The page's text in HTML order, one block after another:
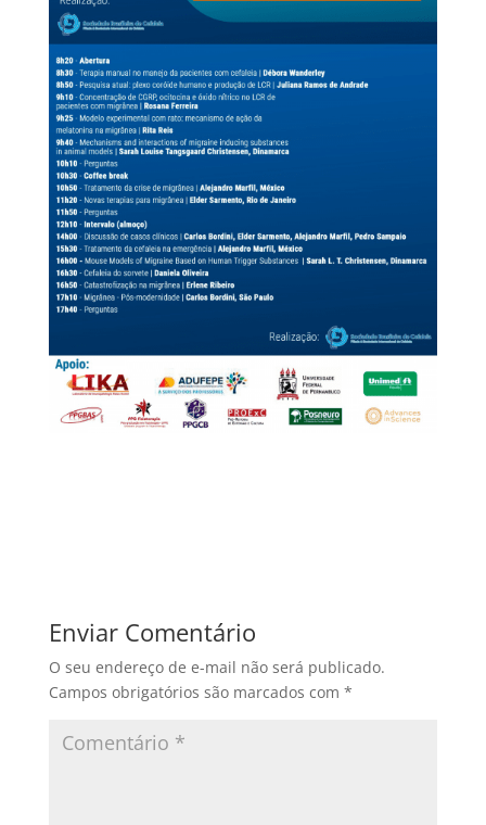
Enviar Comentário
O seu endereço de e-mail não será publicado.
Campos obrigatórios são marcados com *